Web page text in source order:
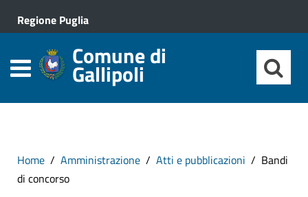
Regione Puglia
Comune di
Gallipoli
Home Amministrazione Atti e pubblicazioni
Bandi
di concorso